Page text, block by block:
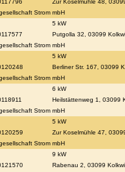
Zur Koselmühle 48,
Strom mbH
5 kW
Putgolla 32, 03099
Strom mbH
5 kW
Berliner Str. 167, 03099
Strom mbH
6 kW
Heilstättenweg 1, 03099
Strom mbH
5 kW
Zur Koselmühle 47,
Strom mbH
9 kW
Rabenau 2, 03099